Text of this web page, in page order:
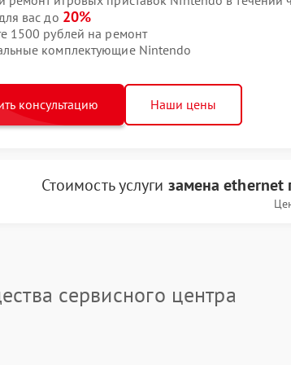
вас до 20%
1500 рублей на ремонт
комплектующие Nintendo
консультацию Наши цены
Стоимость услуги замена ethernet
сервисного центра